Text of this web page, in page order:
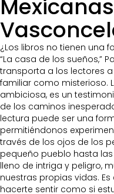
¿Los libros no tienen una
“La casa de los sueños,”
transporta a los lectores
familiar como misterioso.
ambiciosa, es un
de los caminos
lectura puede ser una
permitiéndonos
través de los ojos de los
pequeño pueblo hasta
lleno de intriga y peligro,
nuestras propias vidas.
hacerte sentir como si